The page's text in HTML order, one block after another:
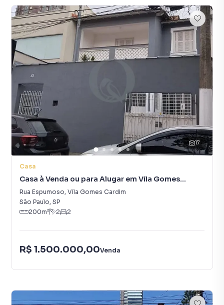
17
Casa
Casa à Venda ou para Alugar em Vila Gomes
Cardim
Rua Espumoso, Vila Gomes Cardim
São Paulo, SP
200m² 2 2
R$ 1.500.000,00Venda